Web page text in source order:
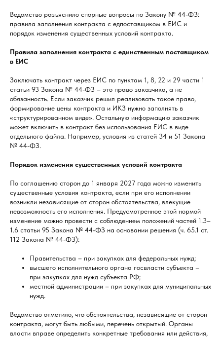
Ведомство разъяснило спорные вопросы по Закону № 44-ФЗ:
правила заполнения контракта с едпоставщиком в ЕИС и
порядок изменения существенных условий контракта.
Правила заполнения контракта с единственным поставщиком
в ЕИС
Заключать контракт через ЕИС по пунктам 1, 8, 22 и 29 части 1
статьи 93 Закона № 44-ФЗ – это право заказчика, а не
обязанность. Если заказчик решил реализовать такое право,
формирование цены контракта и ИКЗ нужно заполнять в
«структурированном виде». Остальную информацию заказчик
может включить в контракт без использования ЕИС в виде
отдельного файла. Например, условия из статей 34 и 51 Закона
№ 44-ФЗ.
Порядок изменения существенных условий контракта
По соглашению сторон до 1 января 2027 года можно изменить
существенные условия контракта, если при его исполнении
возникли независящие от сторон обстоятельства, влекущие
невозможность его исполнения. Предусмотренное этой нормой
изменение можно провести с соблюдением положений частей 1.3–
1.6 статьи 95 Закона № 44-ФЗ на основании решения (ч. 65.1 ст.
112 Закона № 44-ФЗ):
Правительства – при закупках для федеральных нужд;
высшего исполнительного органа госвласти субъекта –
при закупках для нужд субъекта РФ;
местной администрации – при закупках для муниципальных
нужд.
Ведомство отметило, что обстоятельства, независящие от сторон
контракта, могут быть любыми, перечень открытый. Органы
власти вправе определить конкретные требования или действия,